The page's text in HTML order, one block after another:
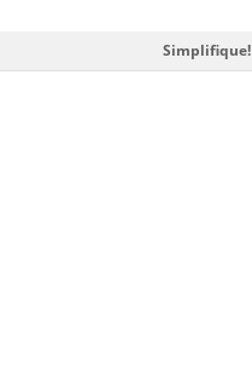
Simplifique!